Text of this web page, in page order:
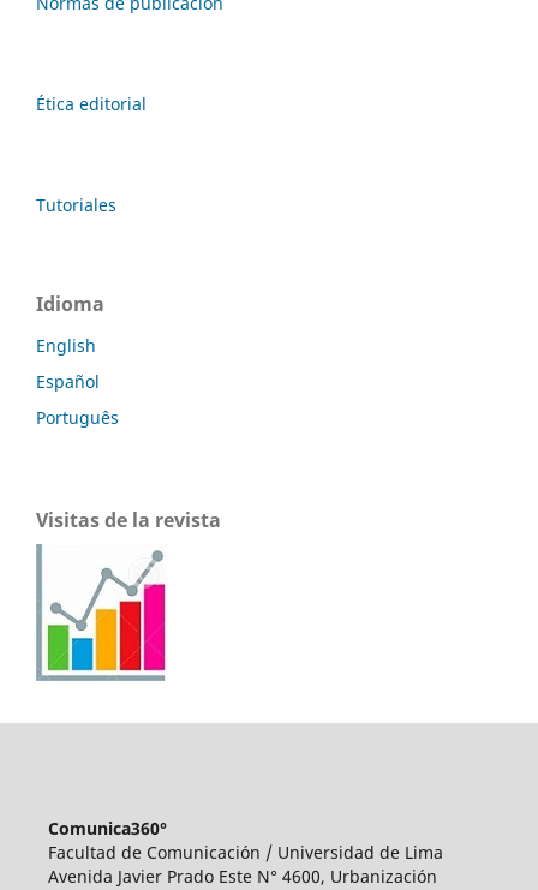
Ética editorial
Tutoriales
Idioma
English
Español
Português
Visitas de la revista
Comunica360°
Facultad de Comunicación / Universidad de Lima
Avenida Javier Prado Este N° 4600, Urbanización